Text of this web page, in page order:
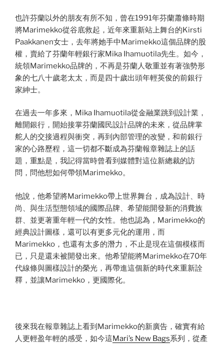
也許芬蘭以外的朋友有所不知，曾在1991年芬蘭蕭條時期
將Marimekko從谷底救起，近年來重新站上舞台的Kirsti
Paakkanen女士，去年將她手中Marimekko這個品牌的股
權，賣給了芬蘭年輕銀行家Mika Ihamuotila先生。如今，
統領Marimekko品牌的，不再是芬蘭人敬重並有著強勢形
象的七八十歲老太太，而是四十歲出頭年輕英俊的前銀行
家紳士。
在過去一年多來，Mika Ihamuotila從金融業跳到設計業，
離開銀行，開始接掌芬蘭國民設計品牌的未來，從品牌掌
舵人的交接過程與衝突，再到內部管理的改變，和前銀行
家的心路歷程，這一切都不斷成為芬蘭報章雜誌上的話
題，重點是，我記得當時曾看到媒體對這位新總裁的訪
問，問他想如何帶領Marimekko。
他說，他希望將Marimekko帶上世界舞台，成為設計、時
尚、與生活型態領域的國際品牌、希望能開發新的消費族
群、並更著重年輕一代的女性。他也認為，Marimekko的
經典設計圖樣，還可以有更多元化的運用，而
Marimekko，也還有太多的潛力，不止是現在這個模樣而
已，只是還未被開發出來。他希望能將Marimekko在70年
代線條與圖樣設計的榮光，再帶進這個新的時代來重新詮
釋，並讓Marimekko，更國際化。
後來我在報章雜誌上看到Marimekko的新廣告，確實有給
人更輕盈年輕的感受，如今這Mari’s New Bags系列，從產